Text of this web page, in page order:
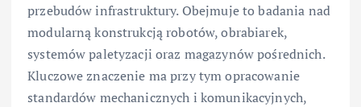
przebudów infrastruktury. Obejmuje to badania nad
modularną konstrukcją robotów, obrabiarek,
systemów paletyzacji oraz magazynów pośrednich.
Kluczowe znaczenie ma przy tym opracowanie
standardów mechanicznych i komunikacyjnych,